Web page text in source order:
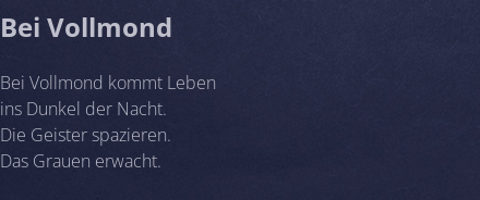
Bei Vollmond
Bei Vollmond kommt Leben
ins Dunkel der Nacht.
Die Geister spazieren.
Das Grauen erwacht.